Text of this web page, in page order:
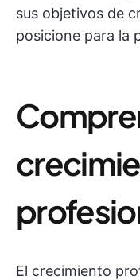
sus objetivos de
posicione para la
El crecimiento